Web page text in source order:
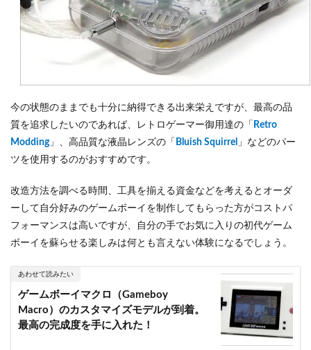
今の状態のままでも十分に納得できる出来栄えですが、最高の品
質を追求したいのであれば、レトロゲーマー御用達の「 Retro
Modding」、高品質な液晶レンズの「 Bluish Squirrel 」などのパー
ツを使用するのがおすすめです。
改造方法を調べる時間、工具を揃える資金などを考えるとオーダ
ーして自分好みのゲームボーイを制作してもらった方がコストパ
フォーマンスは高いですが、自分の手でお気に入りの初代ゲーム
ボーイを蘇らせる楽しみは何とも言えない体験になるでしょう。
あわせて読みたい
ゲームボーイマクロ（Gameboy
Macro）のカスタマイズモデルが到着。
最高の完成度を手に入れた！